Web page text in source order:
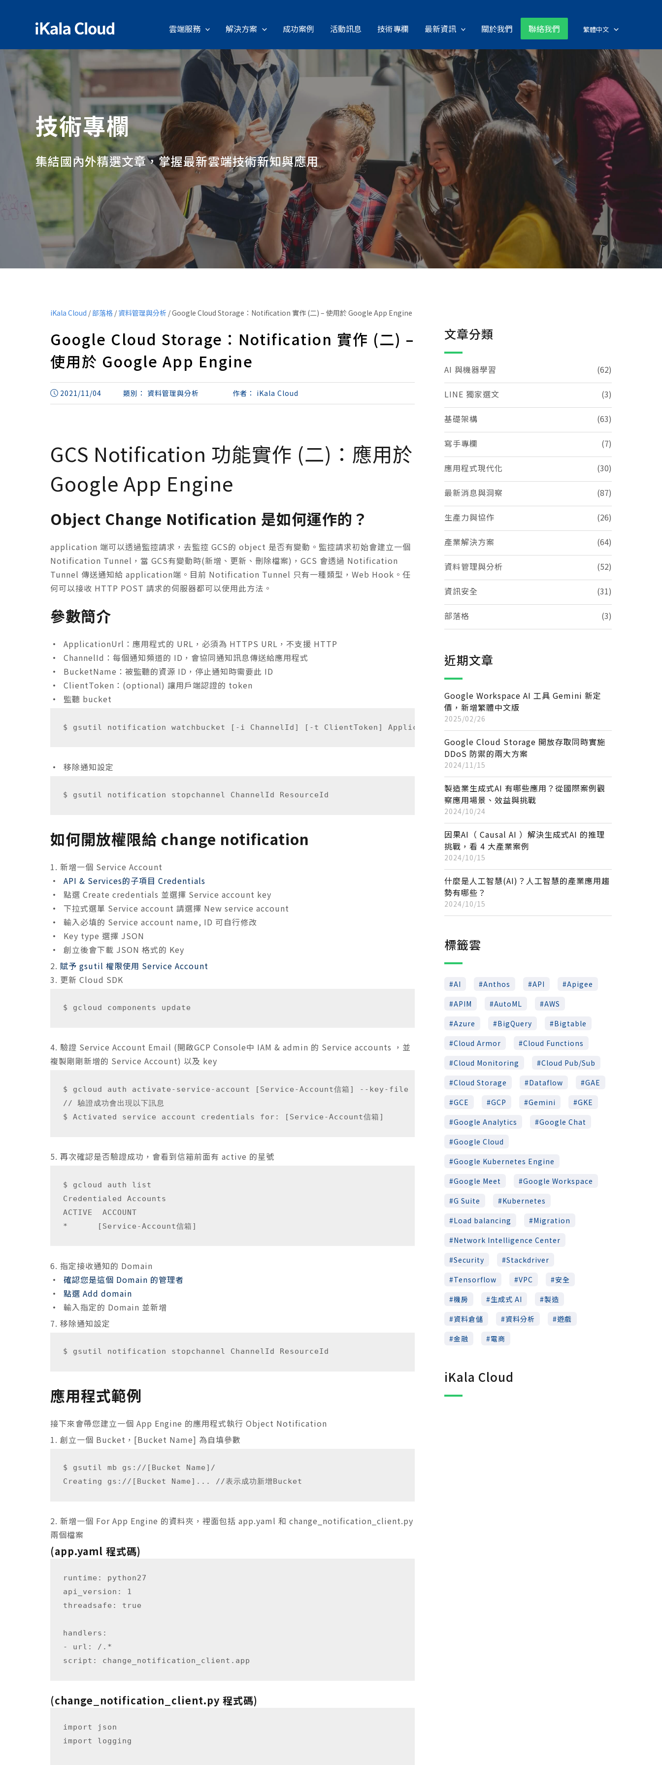
雲端服務 解決方案 成功案例 活動訊息 技術專欄 最新資訊 關於我們 聯絡我們 繁體中文
技術專欄
集結國內外精選文章，掌握最新雲端技術新知與應用
iKala Cloud /部落格 / 資料管理與分析 /Google Cloud Storage：Notification 實作 (二) – 使用於 Google App Engine
Google Cloud Storage：Notification 實作 (二) –
使用於 Google App Engine
2021/11/04 類別： 資料管理與分析 作者： iKala Cloud
GCS Notification 功能實作 (二)：應用於
Google App Engine
Object Change Notification 是如何運作的？
application 端可以透過監控請求，去監控 GCS的 object 是否有變動。監控請求初始會建立一個
Notification Tunnel，當 GCS有變動時(新增、更新、刪除檔案)，GCS 會透過 Notification
Tunnel 傳送通知給 application端。目前 Notification Tunnel 只有一種類型，Web Hook。任
何可以接收 HTTP POST 請求的伺服器都可以使用此方法。
參數簡介
• ApplicationUrl：應用程式的 URL，必須為 HTTPS URL，不支援 HTTP
• ChannelId：每個通知頻道的 ID，會協同通知訊息傳送給應用程式
• BucketName：被監聽的資源 ID，停止通知時需要此 ID
• ClientToken：(optional) 讓用戶端認證的 token
• 監聽 bucket
• 移除通知設定
如何開放權限給 change notification
1. 新增一個 Service Account
• API & Services的子項目 Credentials
• 點選 Create credentials 並選擇 Service account key
• 下拉式選單 Service account 請選擇 New service account
• 輸入必填的 Service account name, ID 可自行修改
• Key type 選擇 JSON
• 創立後會下載 JSON 格式的 Key
2. 賦予 gsutil 權限使用 Service Account
3. 更新 Cloud SDK
4. 驗證 Service Account Email (開啟GCP Console中 IAM & admin 的 Service accounts ，並
複製剛剛新增的 Service Account) 以及 key
$ gcloud auth activate-service-account [Service-Account信箱] --key-file [路徑/key的名稱]
// 驗證成功會出現以下訊息
5. 再次確認是否驗證成功，會看到信箱前面有 active 的星號
$ gcloud auth list
Credentialed Accounts
ACTIVE  ACCOUNT
6. 指定接收通知的 Domain
• 確認您是這個 Domain 的管理者
• 點選 Add domain
• 輸入指定的 Domain 並新增
7. 移除通知設定
應用程式範例
接下來會帶您建立一個 App Engine 的應用程式執行 Object Notification
1. 創立一個 Bucket，[Bucket Name] 為自填參數
$ gsutil mb gs://[Bucket Name]/
2. 新增一個 For App Engine 的資料夾，裡面包括 app.yaml 和 change_notification_client.py
兩個檔案
(app.yaml 程式碼)
runtime: python27
api_version: 1
threadsafe: true
handlers:
- url: /.*
(change_notification_client.py 程式碼)
import json
import logging
文章分類
AI 與機器學習 (62)
LINE 獨家選文 (3)
基礎架構 (63)
寫手專欄 (7)
應用程式現代化 (30)
最新消息與洞察 (87)
生產力與協作 (26)
產業解決方案 (64)
資料管理與分析 (52)
資訊安全 (31)
部落格 (3)
近期文章
Google Workspace AI 工具 Gemini 新定
價，新增繁體中文版
2025/02/26
Google Cloud Storage 開放存取同時實施
DDoS 防禦的兩大方案
2024/11/15
製造業生成式AI 有哪些應用？從國際案例觀
察應用場景、效益與挑戰
2024/10/24
因果AI（ Causal AI ）解決生成式AI 的推理
挑戰，看 4 大產業案例
2024/10/15
什麼是人工智慧(AI)？人工智慧的產業應用趨
勢有哪些？
2024/10/15
標籤雲
AI Anthos API
Apigee
APIM
AutoML
AWS
Azure
BigQuery
Bigtable
Cloud Armor
Cloud Functions
Cloud Monitoring
Cloud Pub/Sub
Cloud Storage
Dataflow
GAE
GCE
GCP Gemini
GKE
Google Analytics
Google Chat
Google Cloud
Google Kubernetes Engine
Google Meet
Google Workspace
G Suite
Kubernetes
Load balancing
Migration
Network Intelligence Center
Security
Stackdriver
Tensorflow
VPC
安全
機房
生成式 AI
製造
資料倉儲
資料分析
遊戲
金融
電商
iKala Cloud